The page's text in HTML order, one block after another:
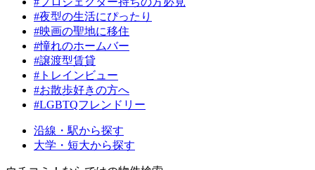
#夜型の生活にぴったり
#映画の聖地に移住
#憧れのホームバー
#譲渡型賃貸
#トレインビュー
#お散歩好きの方へ
#LGBTQフレンドリー
沿線・駅から探す
大学・短大から探す